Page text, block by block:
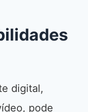
digital,
pode